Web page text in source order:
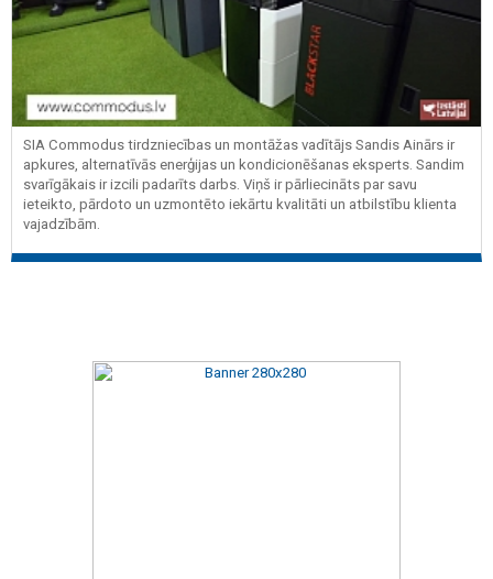
SIA Commodus tirdzniecības un montāžas vadītājs Sandis Ainārs ir
apkures, alternatīvās enerģijas un kondicionēšanas eksperts. Sandim
svarīgākais ir izcili padarīts darbs. Viņš ir pārliecināts par savu
ieteikto, pārdoto un uzmontēto iekārtu kvalitāti un atbilstību klienta
vajadzībām.